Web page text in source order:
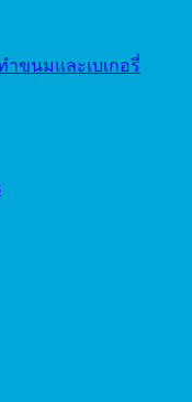
ำขนมและเบเกอรี่